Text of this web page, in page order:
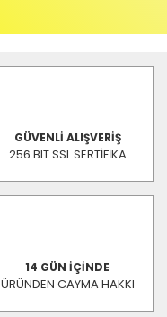
GÜVENLİ ALIŞVERİŞ
256 BIT SSL SERTİFİKA
14 GÜN İÇİNDE
ÜRÜNDEN CAYMA HAKKI